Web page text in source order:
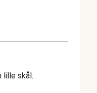
lille skål.